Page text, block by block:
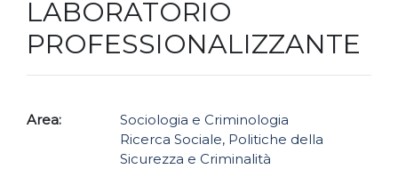
LABORATORIO
PROFESSIONALIZZANTE
Area:
Sociologia e Criminologia
Ricerca Sociale, Politiche della
Sicurezza e Criminalità